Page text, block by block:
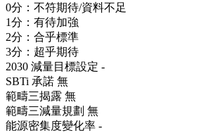
0分：不符期待/資料不足
1分：有待加強
2分：合乎標準
3分：超乎期待
2030 減量目標設定 -
SBTi 承諾 無
範疇三揭露 無
範疇三減量規劃 無
能源密集度變化率 -